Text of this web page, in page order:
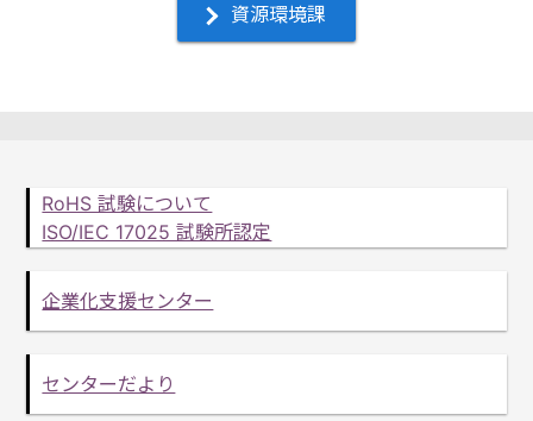
資源環境課
RoHS 試験について
ISO/IEC 17025 試験所認定
企業化支援センター
センターだより